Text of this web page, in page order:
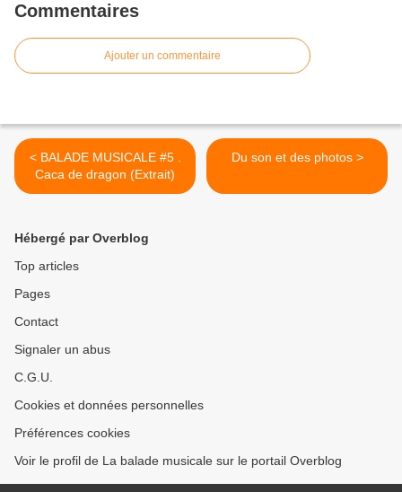
Commentaires
Ajouter un commentaire
< BALADE MUSICALE #5 .
Caca de dragon (Extrait)
Du son et des photos >
Hébergé par Overblog
Top articles
Pages
Contact
Signaler un abus
C.G.U.
Cookies et données personnelles
Préférences cookies
Voir le profil de La balade musicale sur le portail Overblog